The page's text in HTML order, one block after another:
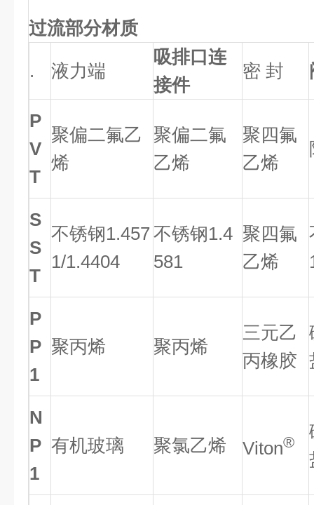
过流部分材质
. 液力端
吸排口连
接件
密 封
P
V
T
聚偏二氟乙
烯
聚偏二氟
乙烯
聚四氟
乙烯
S
S
T
不锈钢1.457
1/1.4404
不锈钢1.4
581
聚四氟
乙烯
P
P
1
聚丙烯 聚丙烯
三元乙
丙橡胶
N
P
1
有机玻璃 聚氯乙烯 Viton®